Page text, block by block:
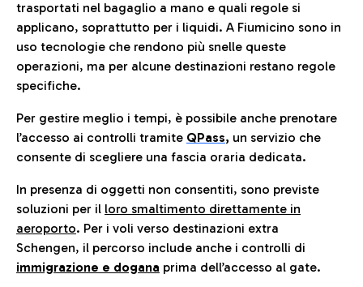
trasportati nel bagaglio a mano e quali regole si
applicano, soprattutto per i liquidi. A Fiumicino sono in
uso tecnologie che rendono più snelle queste
operazioni, ma per alcune destinazioni restano regole
specifiche.
Per gestire meglio i tempi, è possibile anche prenotare
l’accesso ai controlli tramite QPass, un servizio che
consente di scegliere una fascia oraria dedicata.
In presenza di oggetti non consentiti, sono previste
soluzioni per il loro smaltimento direttamente in
aeroporto. Per i voli verso destinazioni extra
Schengen, il percorso include anche i controlli di
immigrazione e dogana prima dell’accesso al gate.